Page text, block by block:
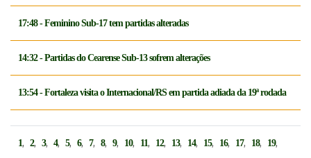
17:48 - Feminino Sub-17 tem partidas alteradas
14:32 - Partidas do Cearense Sub-13 sofrem alterações
13:54 - Fortaleza visita o Internacional/RS em partida adiada da 19ª rodada
1,2,3,4,5,6,7,8,9, 10, 11, 12, 13, 14, 15, 16, 17, 18, 19,